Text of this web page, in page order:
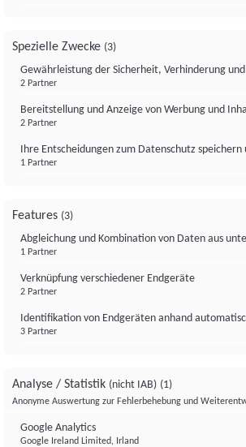
Spezielle Zwecke (3)
Gewährleistung der Sicherheit, Verhinderung
2 Partner
Bereitstellung und Anzeige von Werbung und
2 Partner
Ihre Entscheidungen zum Datenschutz
1 Partner
Features (3)
Abgleichung und Kombination von Daten aus
1 Partner
Verknüpfung verschiedener Endgeräte
2 Partner
Identifikation von Endgeräten anhand
3 Partner
Analyse / Statistik (nicht IAB) (1)
Anonyme Auswertung zur Fehlerbehebung und
Google Analytics
Google Ireland Limited, Irland